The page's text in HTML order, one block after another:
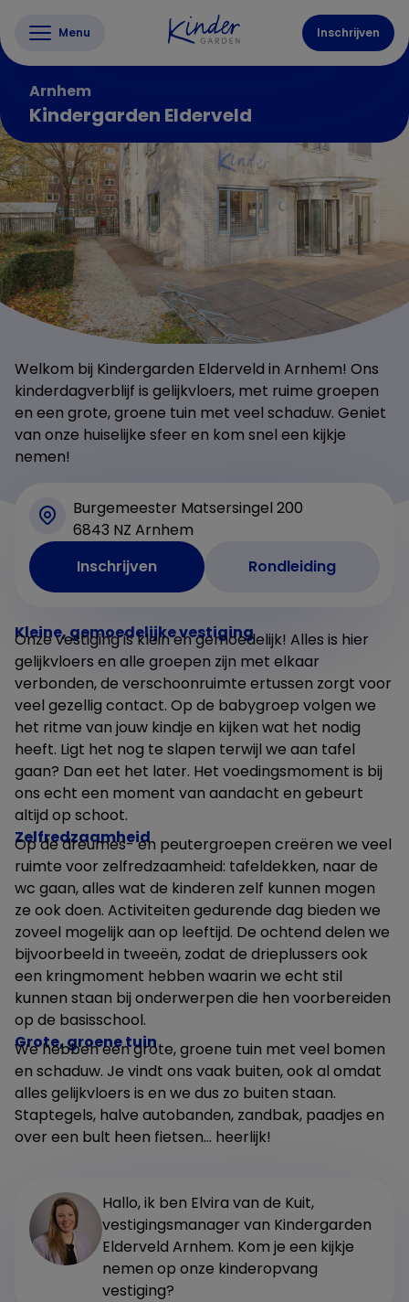
Menu Inschrijven
Arnhem
Kindergarden Elderveld
Welkom bij Kindergarden Elderveld in Arnhem! Ons
kinderdagverblijf is gelijkvloers, met ruime groepen
en een grote, groene tuin met veel schaduw. Geniet
van onze huiselijke sfeer en kom snel een kijkje
nemen!
Burgemeester Matsersingel 200
6843 NZ Arnhem
Inschrijven
Rondleiding
Kleine, gemoedelijke vestiging
Onze vestiging is klein en gemoedelijk! Alles is hier
gelijkvloers en alle groepen zijn met elkaar
verbonden, de verschoonruimte ertussen zorgt voor
veel gezellig contact. Op de babygroep volgen we
het ritme van jouw kindje en kijken wat het nodig
heeft. Ligt het nog te slapen terwijl we aan tafel
gaan? Dan eet het later. Het voedingsmoment is bij
ons echt een moment van aandacht en gebeurt
altijd op schoot.
Zelfredzaamheid
Op de dreumes- en peutergroepen creëren we veel
ruimte voor zelfredzaamheid: tafeldekken, naar de
wc gaan, alles wat de kinderen zelf kunnen mogen
ze ook doen. Activiteiten gedurende dag bieden we
zoveel mogelijk aan op leeftijd. De ochtend delen we
bijvoorbeeld in tweeën, zodat de drieplussers ook
een kringmoment hebben waarin we echt stil
kunnen staan bij onderwerpen die hen voorbereiden
op de basisschool.
Grote, groene tuin
We hebben een grote, groene tuin met veel bomen
en schaduw. Je vindt ons vaak buiten, ook al omdat
alles gelijkvloers is en we dus zo buiten staan.
Staptegels, halve autobanden, zandbak, paadjes en
over een bult heen fietsen… heerlijk!
Hallo, ik ben Elvira van de Kuit,
vestigingsmanager van Kindergarden
Elderveld Arnhem. Kom je een kijkje
nemen op onze kinderopvang
vestiging?